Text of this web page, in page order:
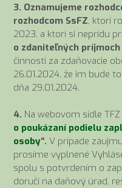
3. Oznamujeme r
rozhodcom SsFZ, ktorí
2023, a ktorí si neprídu
o zdaniteľných
činnosti za zdaňovacie
26.01.2024, že im bude
dňa 29.01.2024.
4. Na webovom sídle
o poukázaní podielu
osoby“. V prípade
prosíme vyplnené
spolu s potvrdením o
doručí na daňový úrad,